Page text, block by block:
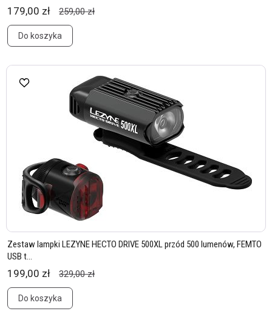
179,00 zł 259,00 zł
Do koszyka
Zestaw lampki LEZYNE HECTO DRIVE 500XL przód 500 lumenów, FEMTO
USB t...
199,00 zł 329,00 zł
Do koszyka